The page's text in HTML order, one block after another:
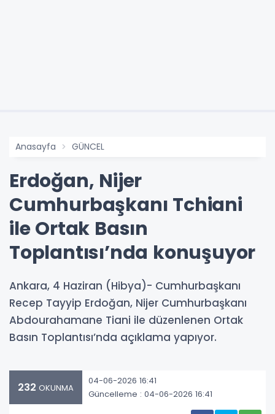
Anasayfa GÜNCEL
Erdoğan, Nijer
Cumhurbaşkanı Tchiani
ile Ortak Basın
Toplantısı’nda konuşuyor
Ankara, 4 Haziran (Hibya)- Cumhurbaşkanı
Recep Tayyip Erdoğan, Nijer Cumhurbaşkanı
Abdourahamane Tiani ile düzenlenen Ortak
Basın Toplantısı’nda açıklama yapıyor.
232 OKUNMA
04-06-2026 16:41
Güncelleme : 04-06-2026 16:41